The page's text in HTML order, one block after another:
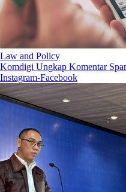
Law and Policy
Komdigi Ungkap Komentar
Instagram-Facebook